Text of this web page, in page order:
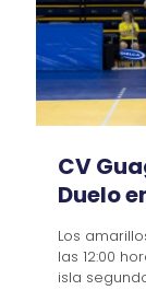
CV
Duelo
Los
las 12:00
isla